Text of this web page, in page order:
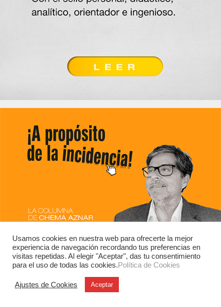
Usamos cookies en nuestra web para ofrecerte la mejor
experiencia de navegación recordando tus preferencias en
visitas repetidas. Al elegir "Aceptar", das tu consentimiento
para el uso de todas las cookies.Política de Cookies
Ajustes de Cookies Aceptar